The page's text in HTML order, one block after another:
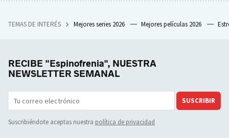
TEMAS DE INTERÉS Mejores series 2026 Mejores películas 2026
RECIBE "Espinofrenia", NUESTRA
NEWSLETTER SEMANAL
SUSCRIBIR
Suscribiéndote aceptas nuestra política de privacidad